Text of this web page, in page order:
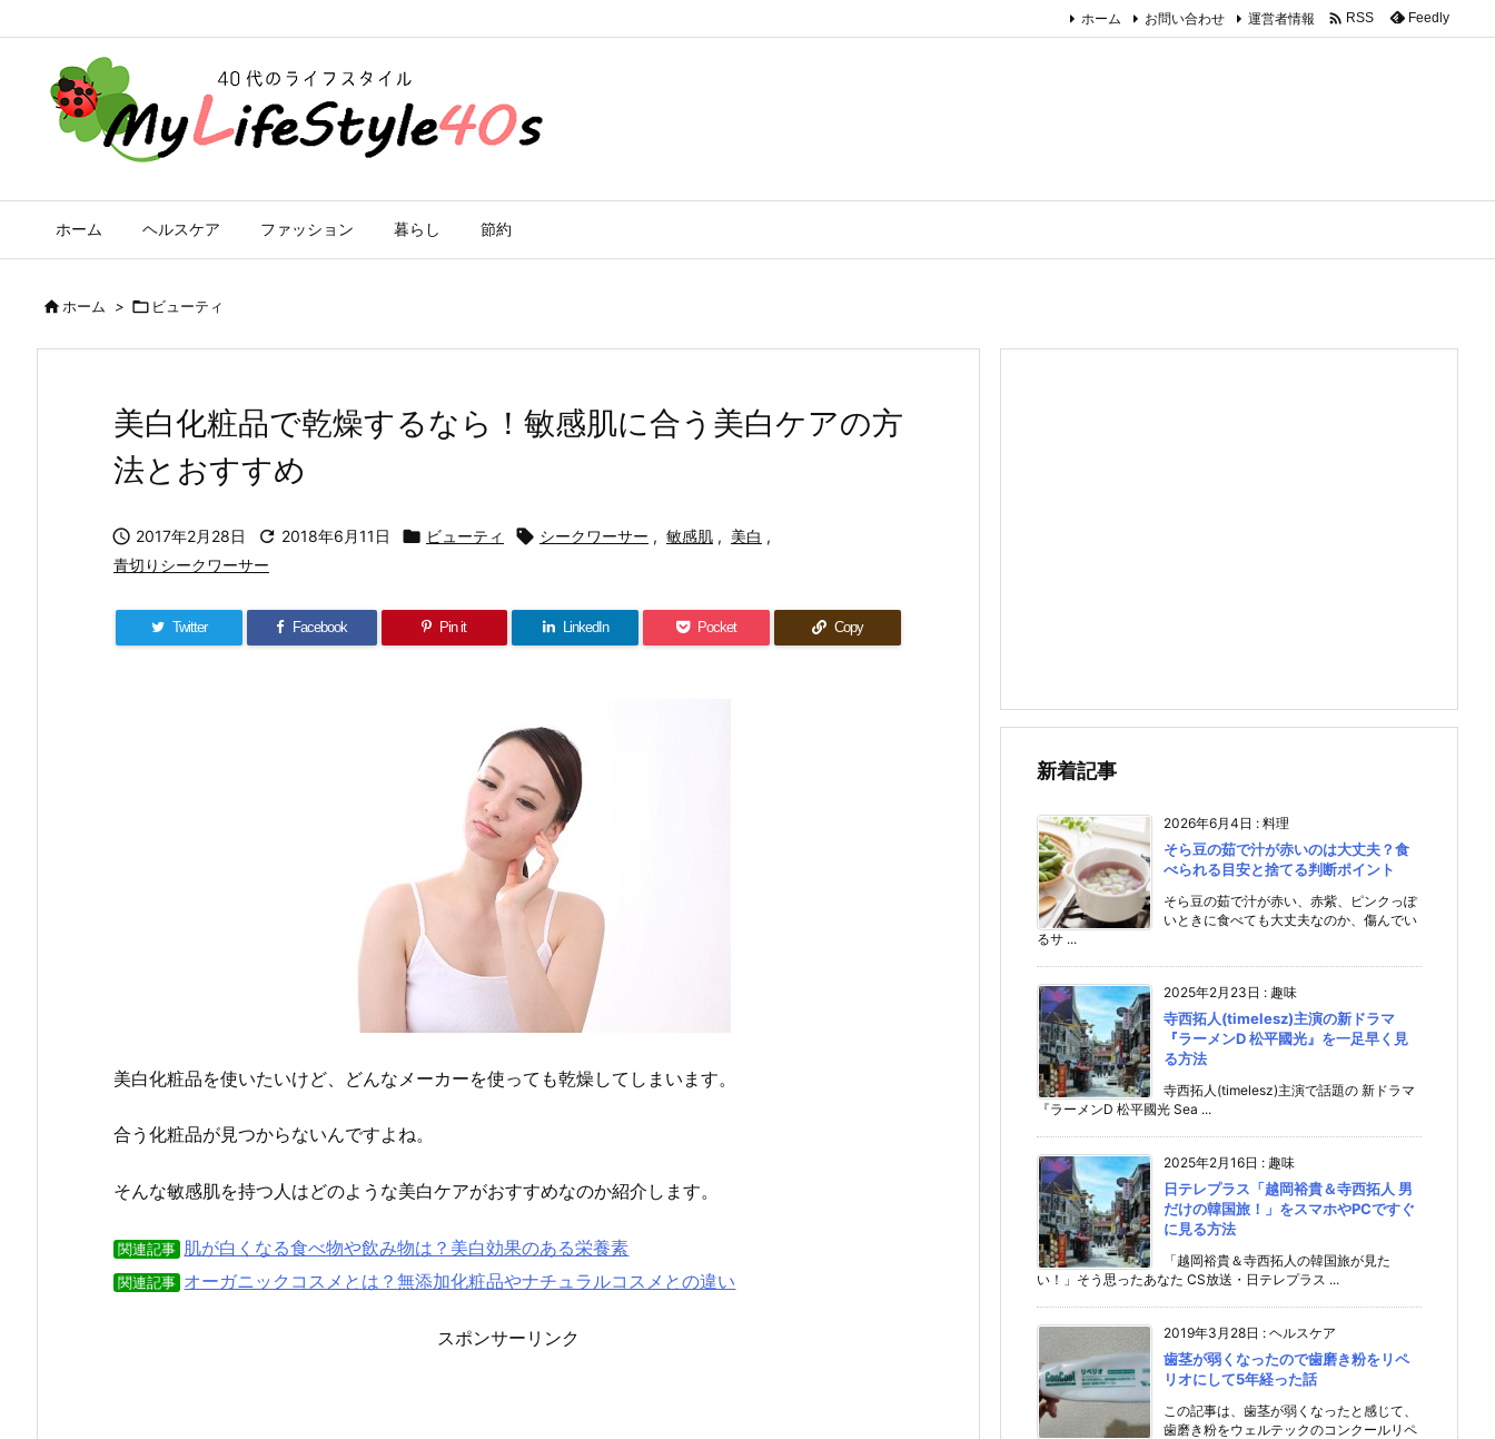
ホーム ヘルスケア ファッション 暮らし 節約
ホーム お問い合わせ 運営者情報  RSS Feedly
ホーム >  ビューティ
美白化粧品で乾燥するなら！敏感肌に合う美白ケアの方
法とおすすめ
 2017年2月28日  2018年6月11日  ビューティ  シークワーサー , 敏感肌 , 美白 ,
青切りシークワーサー
Twitter Facebook Pin it LinkedIn Pocket Copy
美白化粧品を使いたいけど、どんなメーカーを使っても乾燥してしまいます。
合う化粧品が見つからないんですよね。
そんな敏感肌を持つ人はどのような美白ケアがおすすめなのか紹介します。
関連記事 肌が白くなる食べ物や飲み物は？美白効果のある栄養素
関連記事 オーガニックコスメとは？無添加化粧品やナチュラルコスメとの違い
スポンサーリンク
新着記事
2026年6月4日 : 料理
そら豆の茹で汁が赤いのは大丈夫？食
べられる目安と捨てる判断ポイント
そら豆の茹で汁が赤い、赤紫、ピンクっぽ
いときに食べても大丈夫なのか、傷んでい
るサ ...
2025年2月23日 : 趣味
寺西拓人(timelesz)主演の新ドラマ
『ラーメンD 松平國光』を一足早く見
る方法
寺西拓人(timelesz)主演で話題の 新ドラマ
『ラーメンD 松平國光 Sea ...
2025年2月16日 : 趣味
日テレプラス「越岡裕貴＆寺西拓人 男
だけの韓国旅！」をスマホやPCですぐ
に見る方法
「越岡裕貴＆寺西拓人の韓国旅が見た
い！」そう思ったあなた CS放送・日テレプラス ...
2019年3月28日 : ヘルスケア
歯茎が弱くなったので歯磨き粉をリペ
リオにして5年経った話
この記事は、歯茎が弱くなったと感じて、
歯磨き粉をウェルテックのコンクールリペ